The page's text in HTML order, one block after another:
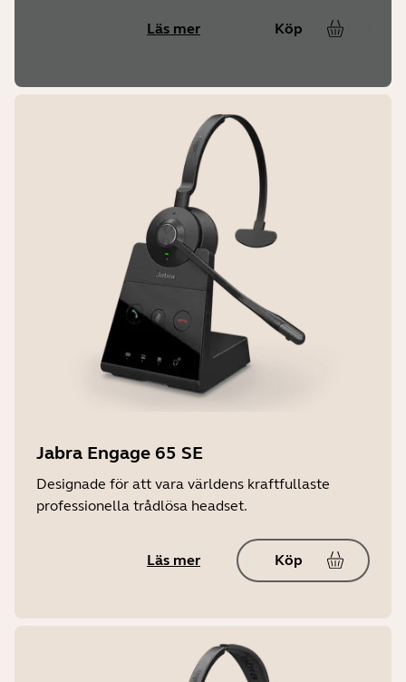
(konverterbar)
Garanti
1 år Nordamerika, 2 år resten av
Kompatibla programvaror och/eller
Jabra Direct, Jabra Xpress
Arbetstemperatur:
-10 °C till 55 °C
Förvaringstemperatur
Läs mer Köp
Jabra Engage 65 SE
Designade för att vara världens kraftfullaste
professionella trådlösa headset.
Läs mer Köp